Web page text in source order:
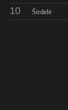
10 Širdelė